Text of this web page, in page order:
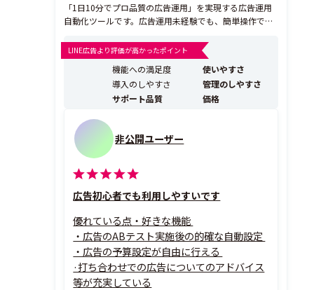
「1日10分でプロ品質の広告運用」を実現する広告運用
自動化ツールです。広告運用未経験でも、簡単操作で広
域に加え、AIを活用したクリエイティブの分析(動画/静
止画)から改善も可能に。また、CRM／ECプラットフォ
ームなどのデータを統合しLTVをベースにした広告運用
LINE広告より評価が高かったポイント
機能への満足度
使いやすさ
導入のしやすさ
管理のしやすさ
サポート品質
価格
非公開ユーザー
広告初心者でも利用しやすいです
優れている点・好きな機能
・広告のABテスト実施後の的確な自動設定
・広告の予算設定が自由に行える
·打ち合わせでの広告についてのアドバイス
等が充実している